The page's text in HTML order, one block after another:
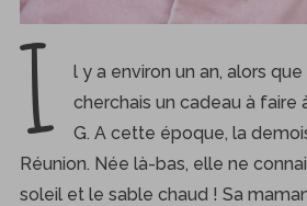
I
l y a environ un an, alors
cherchais un cadeau à faire
G. A cette époque, la
Réunion. Née là-bas, elle ne
soleil et le sable chaud ! Sa